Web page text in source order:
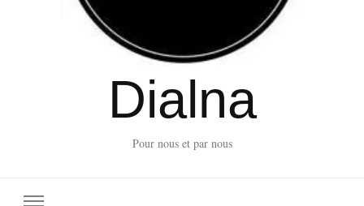
Dialna
Pour nous et par nous